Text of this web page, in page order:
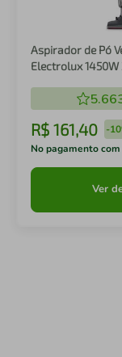
Aspirador de Pó
Electrolux 1450W
R$ 161,40 -
No pagamento com
Ver